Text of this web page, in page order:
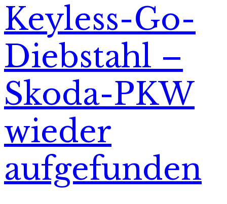
Keyless-Go-
Diebstahl –
Skoda-PKW
wieder
aufgefunden